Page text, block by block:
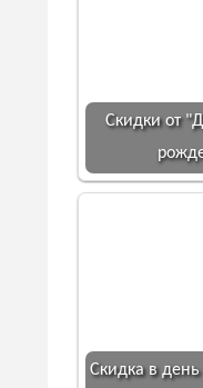
Скидки от
Скидка в